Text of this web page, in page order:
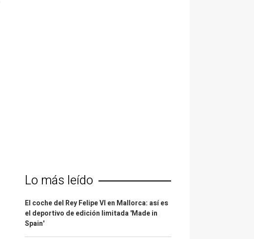
Lo más leído
El coche del Rey Felipe VI en Mallorca: así es
el deportivo de edición limitada 'Made in
Spain'